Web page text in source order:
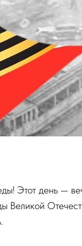
Этот день —
Великой